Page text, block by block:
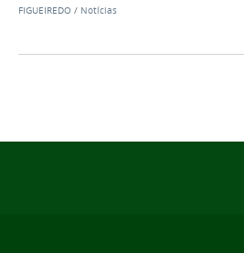
FIGUEIREDO / Notícias